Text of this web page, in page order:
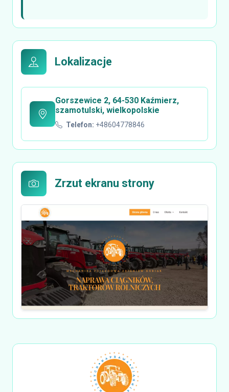
Lokalizacje
Gorszewice 2, 64-530 Kaźmierz,
szamotulski, wielkopolskie
Telefon: +48604778846
Zrzut ekranu strony